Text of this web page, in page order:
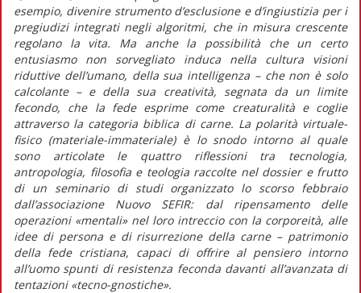
esempio, divenire strumento d’esclusione e d’ingiustizia per i
pregiudizi integrati negli algoritmi, che in misura crescente
regolano la vita. Ma anche la possibilità che un certo
entusiasmo non sorvegliato induca nella cultura visioni
riduttive dell’umano, della sua intelligenza – che non è solo
calcolante – e della sua creatività, segnata da un limite
fecondo, che la fede esprime come creaturalità e coglie
attraverso la categoria biblica di carne. La polarità virtuale-
fisico (materiale-immateriale) è lo snodo intorno al quale
sono articolate le quattro riflessioni tra tecnologia,
antropologia, filosofia e teologia raccolte nel dossier e frutto
di un seminario di studi organizzato lo scorso febbraio
dall’associazione Nuovo SEFIR: dal ripensamento delle
operazioni «mentali» nel loro intreccio con la corporeità, alle
idee di persona e di risurrezione della carne – patrimonio
della fede cristiana, capaci di offrire al pensiero intorno
all’uomo spunti di resistenza feconda davanti all’avanzata di
tentazioni «tecno-gnostiche».